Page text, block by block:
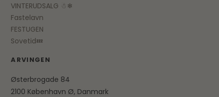
VINTERUDSALG ☃❄
Fastelavn
FESTUGEN
Sovetid💤
ARVINGEN
Østerbrogade 84
2100 København Ø, Danmark